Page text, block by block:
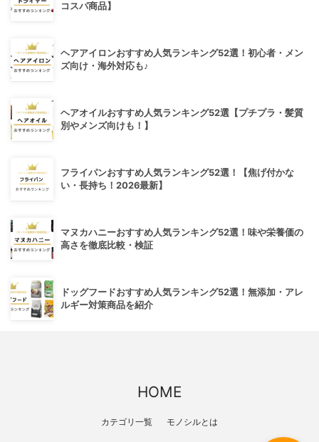
コスパ商品】
ヘアアイロンおすすめ人気ランキング52選！初心者・メン
ズ向け・海外対応も♪
ヘアオイルおすすめ人気ランキング52選【プチプラ・髪質
別やメンズ向けも！】
フライパンおすすめ人気ランキング52選！【焦げ付かな
い・長持ち！2026最新】
マヌカハニーおすすめ人気ランキング52選！味や栄養価の
高さを徹底比較・検証
ドッグフードおすすめ人気ランキング52選！無添加・アレ
ルギー対策商品を紹介
HOME
カテゴリ一覧 モノシルとは